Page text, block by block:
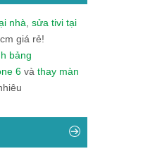
nhà sửa tivi tại
giá rẻ!
bảng
6 và thay màn